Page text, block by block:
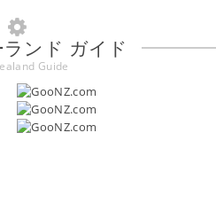
ンド ガイド
Guide